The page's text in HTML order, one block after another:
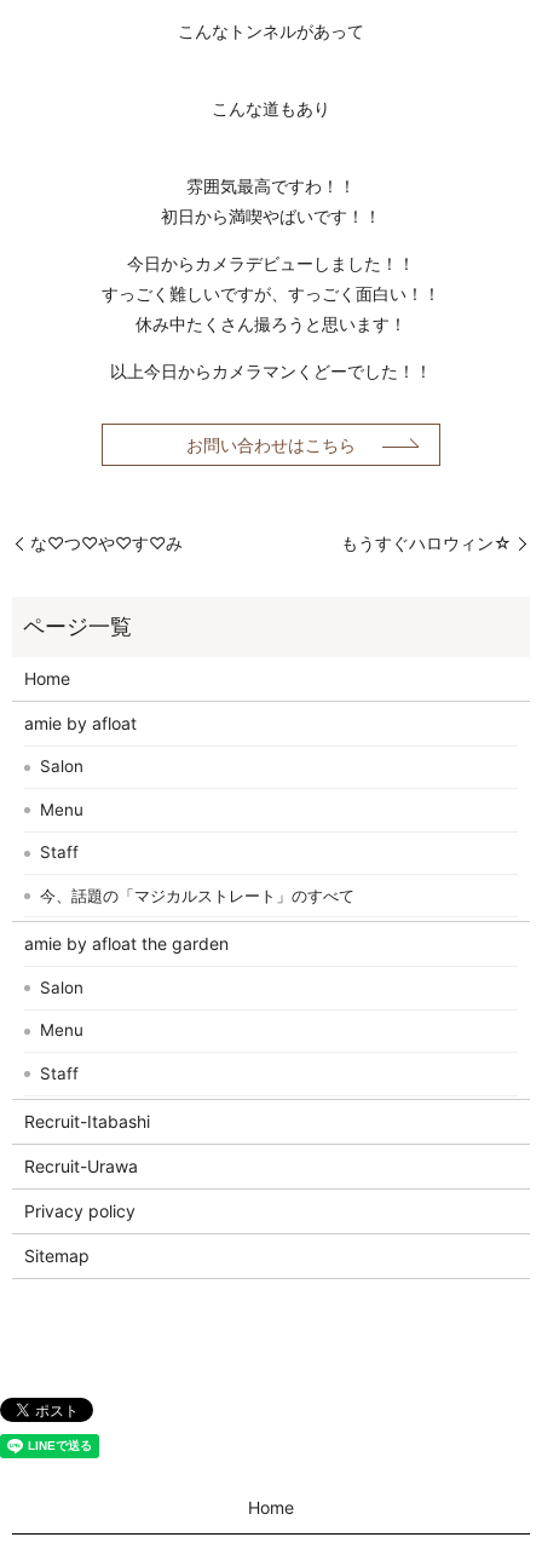
こんなトンネルがあって
こんな道もあり
雰囲気最高ですわ！！
初日から満喫やばいです！！
今日からカメラデビューしました！！
すっごく難しいですが、すっごく面白い！！
休み中たくさん撮ろうと思います！
以上今日からカメラマンくどーでした！！
お問い合わせはこちら
な♡つ♡や♡す♡み もうすぐハロウィン☆
Home
amie by afloat
Salon
Menu
Staff
今、話題の「マジカルストレート」のすべて
amie by afloat the garden
Salon
Menu
Staff
Recruit-Itabashi
Recruit-Urawa
Privacy policy
Sitemap
Home